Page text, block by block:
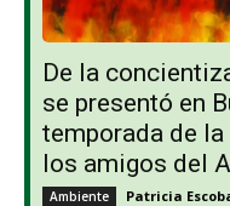
De la
se presentó en
temporada de
los amigos del
Ambiente Patricia